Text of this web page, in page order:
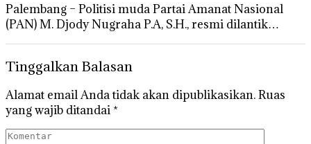
Palembang – Politisi muda Partai Amanat Nasional
(PAN) M. Djody Nugraha P.A, S.H., resmi dilantik…
Tinggalkan Balasan
Alamat email Anda tidak akan dipublikasikan.Ruas
yang wajib ditandai *